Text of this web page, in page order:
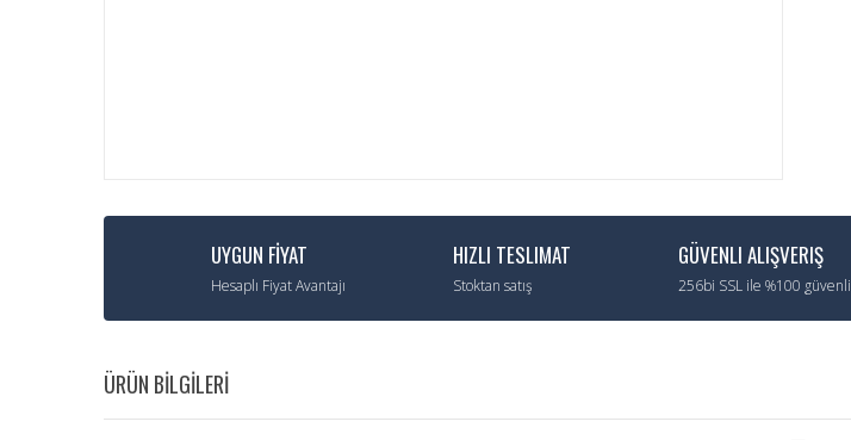
UYGUN FİYAT
Hesaplı Fiyat Avantajı
HIZLI TESLIMAT
Stoktan satış
GÜVENLI ALIŞVERIŞ
256bi SSL ile %100 güvenli
ÜRÜN BİLGİLERİ